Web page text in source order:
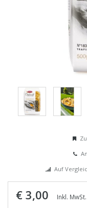
Auf
€ 3,00 Inkl. MwSt.